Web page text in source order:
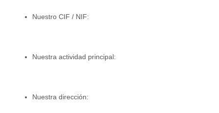
Nuestro CIF / NIF:
Nuestra actividad principal:
Nuestra dirección: